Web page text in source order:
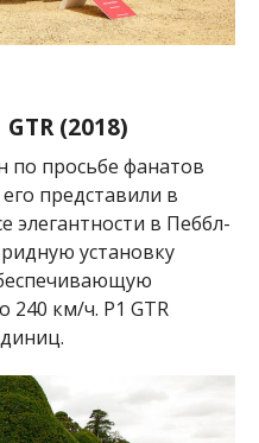
GTR (2018)
по просьбе фанатов
представили в
элегантности в Пеббл-
установку
240 км/ч. P1 GTR